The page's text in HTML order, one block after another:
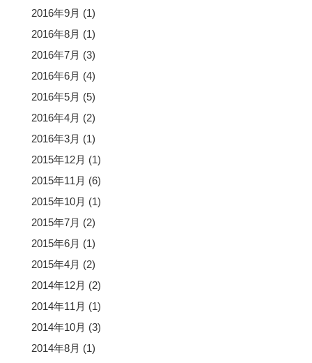
2016年9月 (1)
2016年8月 (1)
2016年7月 (3)
2016年6月 (4)
2016年5月 (5)
2016年4月 (2)
2016年3月 (1)
2015年12月 (1)
2015年11月 (6)
2015年10月 (1)
2015年7月 (2)
2015年6月 (1)
2015年4月 (2)
2014年12月 (2)
2014年11月 (1)
2014年10月 (3)
2014年8月 (1)